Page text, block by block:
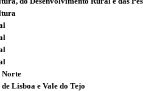
Norte
Lisboa e Vale do Tejo